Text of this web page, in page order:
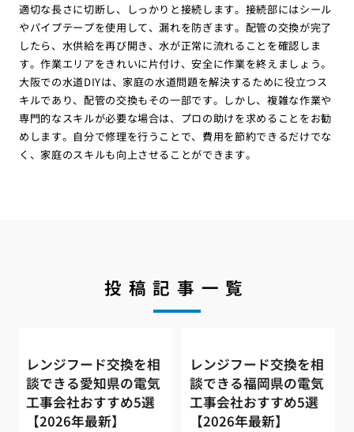
適切な長さに切断し、しっかりと接続します。接続部にはシール
やパイプテープを使用して、漏れを防ぎます。配管の交換が完了
したら、水供給を再び開き、水が正常に流れることを確認しま
す。作業エリアをきれいに片付け、安全に作業を終えましょう。
大阪での水道DIYは、家庭の水道問題を解決するために役立つス
キルであり、配管の交換もその一部です。しかし、複雑な作業や
専門的なスキルが必要な場合は、プロの助けを求めることをお勧
めします。自分で修理を行うことで、費用を節約できるだけでな
く、家庭のスキルも向上させることができます。
投稿記事一覧
レンジフード交換を相
談できる愛知県の電気
工事会社おすすめ5選
【2026年最新】
レンジフード交換を相
談できる福岡県の電気
工事会社おすすめ5選
【2026年最新】